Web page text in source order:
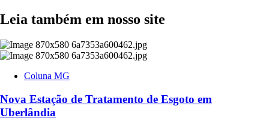
Leia também em nosso site
Coluna MG
Nova Estação de Tratamento de Esgoto em
Uberlândia